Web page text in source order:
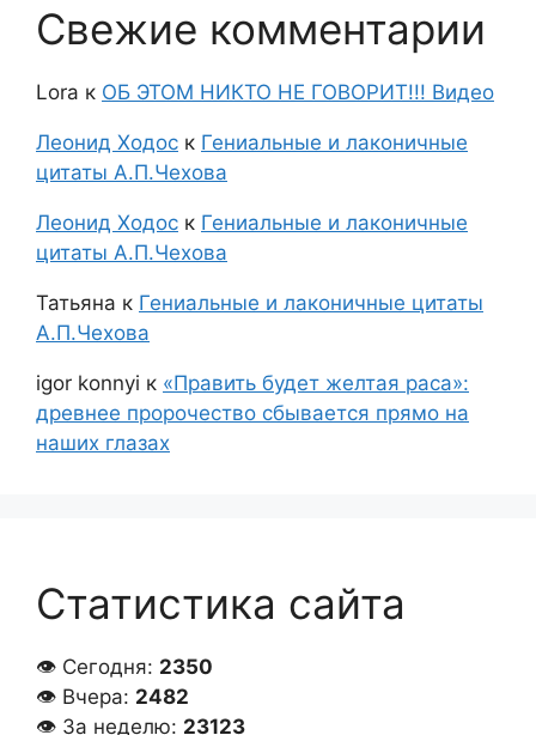
Свежие комментарии
Lora к ОБ ЭТОМ НИКТО НЕ ГОВОРИТ!!! Видео
Леонид Ходос к Гениальные и лаконичные
цитаты А.П.Чехова
Леонид Ходос к Гениальные и лаконичные
цитаты А.П.Чехова
Татьяна к Гениальные и лаконичные цитаты
А.П.Чехова
igor konnyi к «Править будет желтая раса»:
древнее пророчество сбывается прямо на
наших глазах
Статистика сайта
👁 Сегодня: 2350
👁 Вчера: 2482
👁 За неделю: 23123